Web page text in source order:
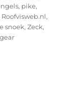
, pike,
Roofvisweb.nl,
snoek,Zeck,